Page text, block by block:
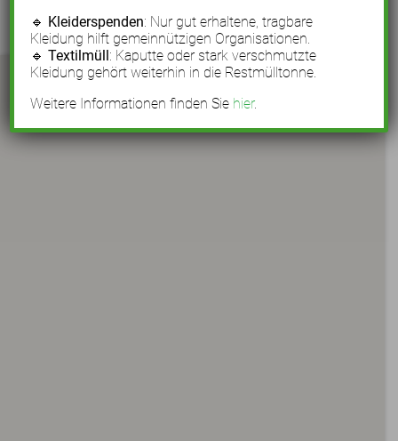
🔹 Kleiderspenden: Nur gut erhaltene, tragbare
Kleidung hilft gemeinnützigen Organisationen.
🔹Textilmüll: Kaputte oder stark verschmutzte
Kleidung gehört weiterhin in die Restmülltonne.
Weitere Informationen finden Sie hier.